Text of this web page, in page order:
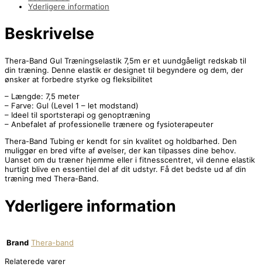
Yderligere information
Beskrivelse
Thera-Band Gul Træningselastik 7,5m er et uundgåeligt redskab til
din træning. Denne elastik er designet til begyndere og dem, der
ønsker at forbedre styrke og fleksibilitet
– Længde: 7,5 meter
– Farve: Gul (Level 1 – let modstand)
– Ideel til sportsterapi og genoptræning
– Anbefalet af professionelle trænere og fysioterapeuter
Thera-Band Tubing er kendt for sin kvalitet og holdbarhed. Den
muliggør en bred vifte af øvelser, der kan tilpasses dine behov.
Uanset om du træner hjemme eller i fitnesscentret, vil denne elastik
hurtigt blive en essentiel del af dit udstyr. Få det bedste ud af din
træning med Thera-Band.
Yderligere information
Brand Thera-band
Relaterede varer